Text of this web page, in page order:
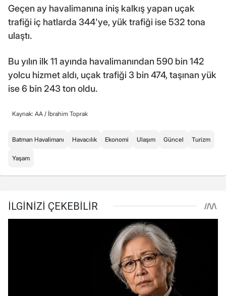
Geçen ay havalimanına iniş kalkış yapan uçak
trafiği iç hatlarda 344'ye, yük trafiği ise 532 tona
ulaştı.
Bu yılın ilk 11 ayında havalimanından 590 bin 142
yolcu hizmet aldı, uçak trafiği 3 bin 474, taşınan yük
ise 6 bin 243 ton oldu.
Kaynak: AA / İbrahim Toprak
Batman Havalimanı Havacılık Ekonomi Ulaşım Güncel Turizm
Yaşam